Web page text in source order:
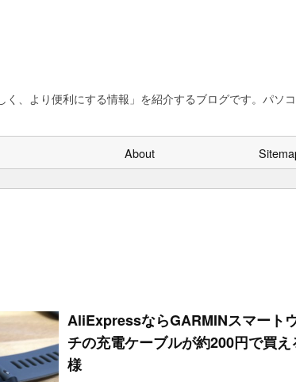
く、より便利にする情報」を紹介するブログです。パソ
About
AliExpressならGARMINスマート
チの充電ケーブルが約200円で買え
様